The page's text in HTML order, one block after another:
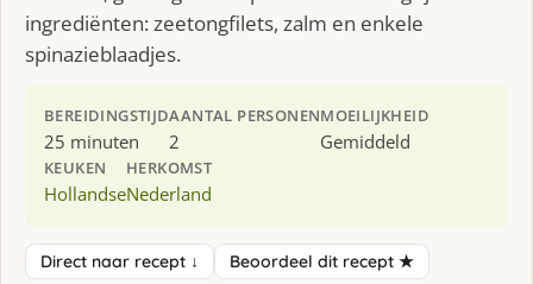
ingrediënten: zeetongfilets, zalm en enkele
spinazieblaadjes.
BEREIDINGSTIJD
25 minuten
AANTAL PERSONEN
2
MOEILIJKHEID
Gemiddeld
KEUKEN
Hollandse
HERKOMST
Nederland
Direct naar recept ↓ Beoordeel dit recept ★